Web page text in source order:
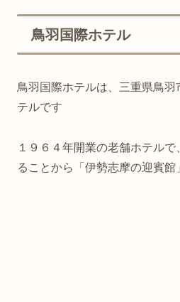
鳥羽国際ホテル
鳥羽国際ホテルは、三重県鳥
テルです
１９６４年開業の老舗ホテル
ることから「伊勢志摩の迎賓